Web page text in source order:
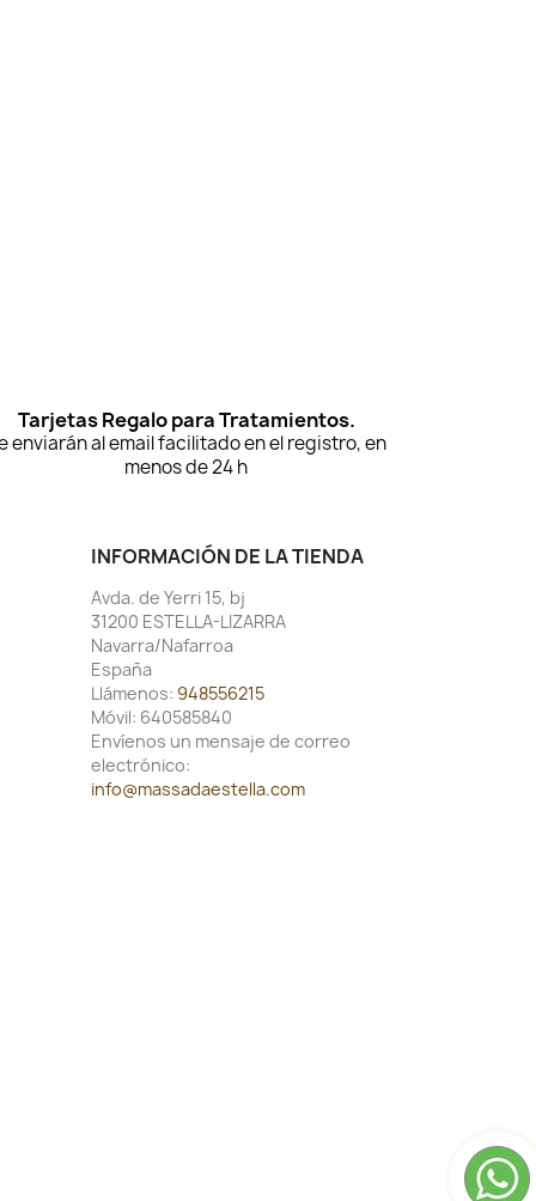
Tarjetas Regalo para Tratamientos.
enviarán al email facilitado en el registro, en
menos de 24 h
INFORMACIÓN DE LA TIENDA
Avda. de Yerri 15, bj
31200 ESTELLA-LIZARRA
Navarra/Nafarroa
España
Llámenos: 948556215
Móvil: 640585840
Envíenos un mensaje de correo
electrónico:
info@massadaestella.com